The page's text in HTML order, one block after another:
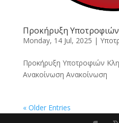
Προκήρυξη
Monday, 14 Jul, 2025 |
Προκήρυξη Υποτροφιών
Ανακοίνωση Ανακοίνωση
« Older Entries